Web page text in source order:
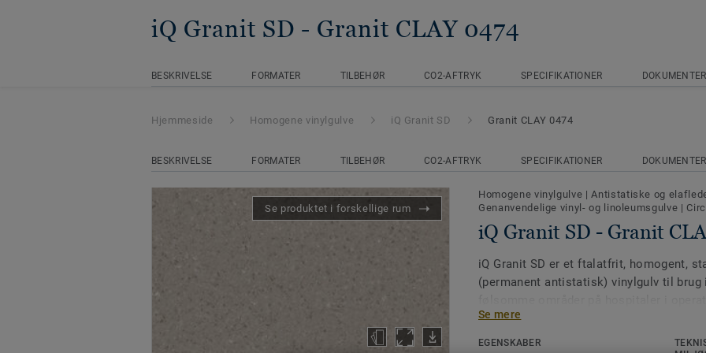
iQ Granit SD - Granit CLAY 0474
BESKRIVELSE FORMATER TILBEHØR CO2-AFTRYK SPECIFIKATIONER DOKUMENTER
Hjemmeside Homogene vinylgulve iQ Granit SD Granit CLAY 0474
BESKRIVELSE FORMATER TILBEHØR CO2-AFTRYK SPECIFIKATIONER DOKUMENTER
Se produktet i forskellige rum
Homogene vinylgulve |Antistatiske og
Genanvendelige vinyl- og linoleumsgulve |
iQ Granit SD - Granit
iQ Granit SD er et ftalatfrit, homogent,
(permanent antistatisk) vinylgulv til brug
Se mere
EGENSKABER